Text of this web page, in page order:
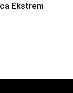
Ekstrem